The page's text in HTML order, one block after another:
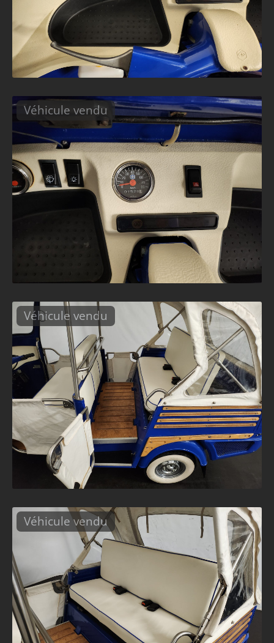
Véhicule vendu
Véhicule vendu
Véhicule vendu